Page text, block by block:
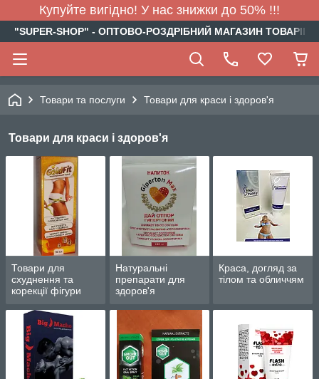
Купуйте вигідно! У нас знижки до 50% !!!
"SUPER-SHOP" - ОПТОВО-РОЗДРІБНИЙ МАГАЗИН
Товари та послуги Товари для краси і здоров'я
Товари для краси і здоров'я
Товари для
схуднення та
корекції фігури
Натуральні
препарати для
здоров'я
Краса, догляд за
тілом та обличчям